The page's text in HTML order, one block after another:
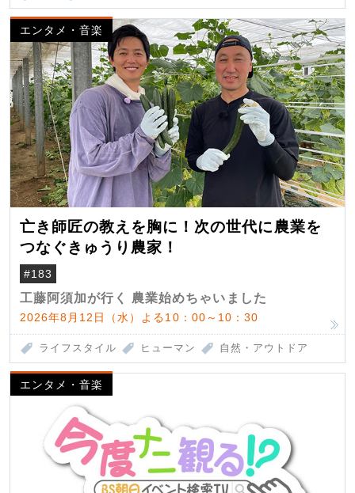
エンタメ・音楽
亡き師匠の教えを胸に！次の世代に農業を
つなぐきゅうり農家！
#183
工藤阿須加が行く 農業始めちゃいました
2026年8月12日（水）よる10：00～10：30
ライフスタイル ヒューマン 自然・アウトドア
エンタメ・音楽